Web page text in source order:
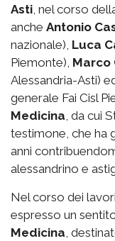
Asti, nel corso
anche Antonio
nazionale), Luca
Piemonte), Marco
Alessandria-Asti)
generale Fai Cisl
Medicina, da cui
testimone, che ha
anni
alessandrino e
Nel corso dei
espresso un
Medicina,